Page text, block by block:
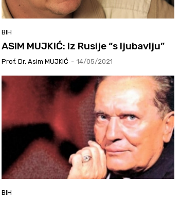
BIH
ASIM MUJKIĆ: Iz Rusije “s ljubavlju”
Prof. Dr. Asim MUJKIĆ - 14/05/2021
BIH